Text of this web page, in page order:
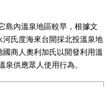
內溫泉地區較早，根據文
氏度海來台開採北投溫泉地
商人奧利加氏以開發利用溫
泉供應眾人使用行為。